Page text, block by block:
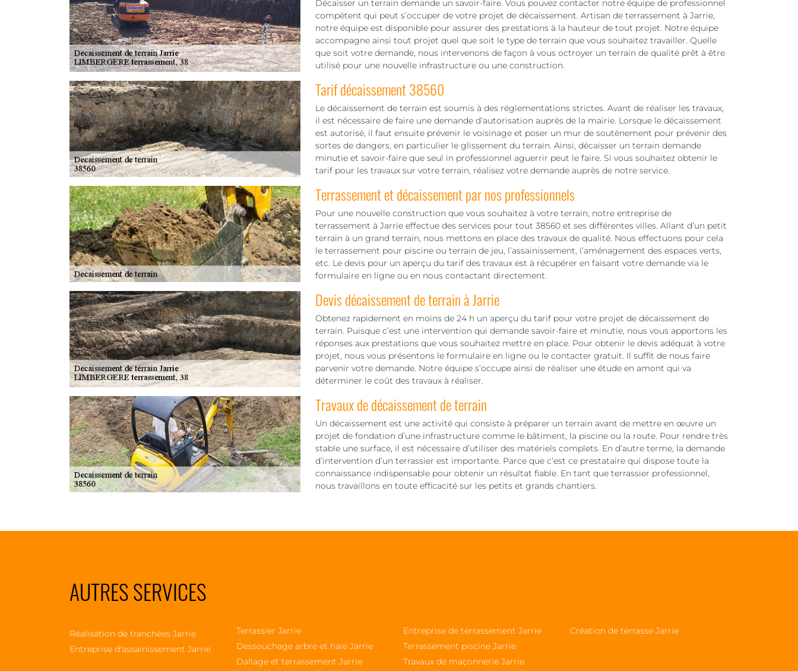
Décaisser un terrain demande un savoir-faire. Vous pouvez contacter notre équipe de professionnel
compétent qui peut s’occuper de votre projet de décaissement. Artisan de terrassement à Jarrie,
notre équipe est disponible pour assurer des prestations à la hauteur de tout projet. Notre équipe
accompagne ainsi tout projet quel que soit le type de terrain que vous souhaitez travailler. Quelle
que soit votre demande, nous intervenons de façon à vous octroyer un terrain de qualité prêt à être
utilisé pour une nouvelle infrastructure ou une construction.
Tarif décaissement 38560
Le décaissement de terrain est soumis à des réglementations strictes. Avant de réaliser les travaux,
il est nécessaire de faire une demande d’autorisation auprès de la mairie. Lorsque le décaissement
est autorisé, il faut ensuite prévenir le voisinage et poser un mur de soutènement pour prévenir des
sortes de dangers, en particulier le glissement du terrain. Ainsi, décaisser un terrain demande
minutie et savoir-faire que seul in professionnel aguerrir peut le faire. Si vous souhaitez obtenir le
tarif pour les travaux sur votre terrain, réalisez votre demande auprès de notre service.
Terrassement et décaissement par nos professionnels
Pour une nouvelle construction que vous souhaitez à votre terrain, notre entreprise de
terrassement à Jarrie effectue des services pour tout 38560 et ses différentes villes. Allant d’un petit
terrain à un grand terrain, nous mettons en place des travaux de qualité. Nous effectuons pour cela
le terrassement pour piscine ou terrain de jeu, l’assainissement, l’aménagement des espaces verts,
etc. Le devis pour un aperçu du tarif des travaux est à récupérer en faisant votre demande via le
formulaire en ligne ou en nous contactant directement.
Devis décaissement de terrain à Jarrie
Obtenez rapidement en moins de 24 h un aperçu du tarif pour votre projet de décaissement de
terrain. Puisque c’est une intervention qui demande savoir-faire et minutie, nous vous apportons les
réponses aux prestations que vous souhaitez mettre en place. Pour obtenir le devis adéquat à votre
projet, nous vous présentons le formulaire en ligne ou le contacter gratuit. Il suffit de nous faire
parvenir votre demande. Notre équipe s’occupe ainsi de réaliser une étude en amont qui va
déterminer le coût des travaux à réaliser.
Travaux de décaissement de terrain
Un décaissement est une activité qui consiste à préparer un terrain avant de mettre en œuvre un
projet de fondation d’une infrastructure comme le bâtiment, la piscine ou la route. Pour rendre très
stable une surface, il est nécessaire d’utiliser des matériels complets. En d’autre terme, la demande
d’intervention d’un terrassier est importante. Parce que c’est ce prestataire qui dispose toute la
connaissance indispensable pour obtenir un résultat fiable. En tant que terrassier professionnel,
nous travaillons en toute efficacité sur les petits et grands chantiers.
AUTRES SERVICES
Réalisation de tranchées Jarrie
Entreprise d'assainissement Jarrie
Terrassier Jarrie
Dessouchage arbre et haie Jarrie
Dallage et terrassement Jarrie
Entreprise de terrassement Jarrie
Terrassement piscine Jarrie
Travaux de maçonnerie Jarrie
Création de terrasse Jarrie